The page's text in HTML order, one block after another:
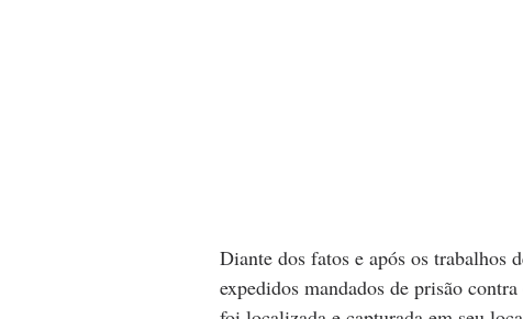
Diante dos fatos e após os trabalhos
expedidos mandados de prisão